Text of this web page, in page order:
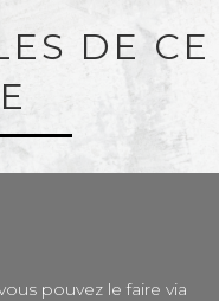
DE CE
pouvez le faire via